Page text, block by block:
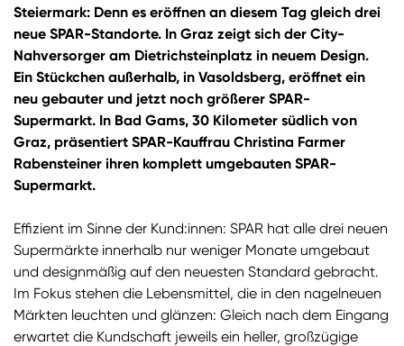
Steiermark: Denn es eröffnen an diesem Tag gleich drei
neue SPAR-Standorte. In Graz zeigt sich der City-
Nahversorger am Dietrichsteinplatz in neuem Design.
Ein Stückchen außerhalb, in Vasoldsberg, eröffnet ein
neu gebauter und jetzt noch größerer SPAR-
Supermarkt. In Bad Gams, 30 Kilometer südlich von
Graz, präsentiert SPAR-Kauffrau Christina Farmer
Rabensteiner ihren komplett umgebauten SPAR-
Supermarkt.
Effizient im Sinne der Kund:innen: SPAR hat alle drei neuen
Supermärkte innerhalb nur weniger Monate umgebaut
und designmäßig auf den neuesten Standard gebracht.
Im Fokus stehen die Lebensmittel, die in den nagelneuen
Märkten leuchten und glänzen: Gleich nach dem Eingang
erwartet die Kundschaft jeweils ein heller, großzügige